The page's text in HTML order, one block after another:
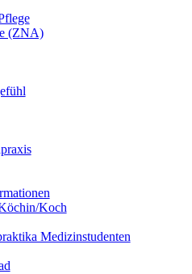
(ZNA)
Koch
Medizinstudenten